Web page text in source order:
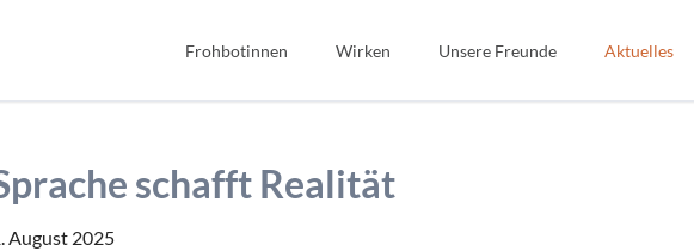
Frohbotinnen
Wir Frohbotinnen
Wirken
Fonds Sauerteig
Unsere Freunde Aktuelles
schafft Realität
August 2025